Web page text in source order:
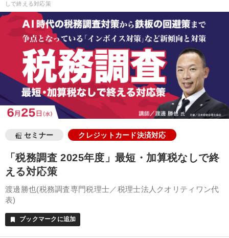
しで終える対応策
セミナー クレジットカード決済対応
「税務調査 2025年度」最短・加算税なしで終
える対応策
渡邊勝也(税務調査専門税理士／税理士法人クオリティワン代
表)
bookmark ブックマークに追加